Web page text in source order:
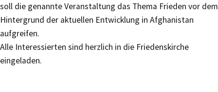
soll die genannte Veranstaltung das Thema Frieden vor dem
Hintergrund der aktuellen Entwicklung in Afghanistan
aufgreifen.
Alle Interessierten sind herzlich in die Friedenskirche
eingeladen.